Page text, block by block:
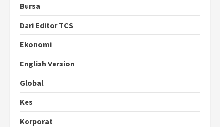
Bursa
Dari Editor TCS
Ekonomi
English Version
Global
Kes
Korporat